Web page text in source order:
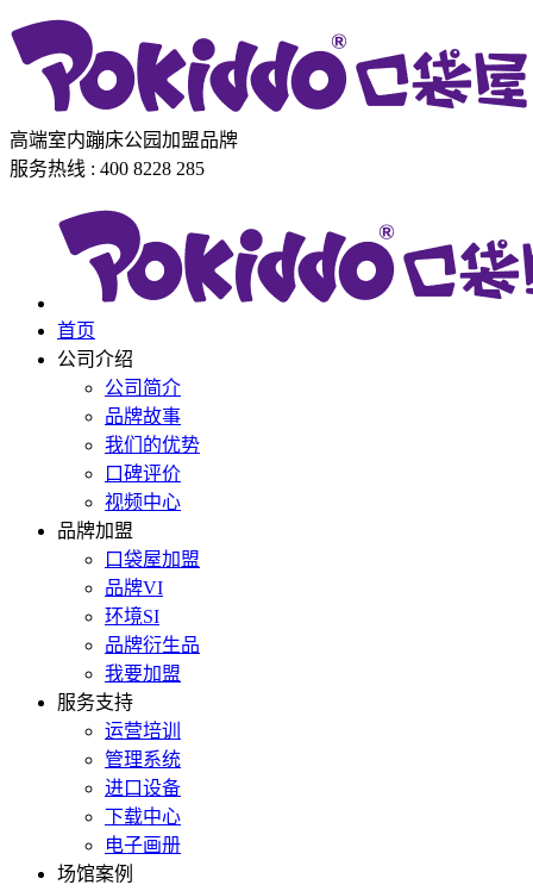
高端室内蹦床公园加盟品牌
服务热线 : 400 8228 285
首页
公司介绍
公司简介
品牌故事
我们的优势
口碑评价
视频中心
品牌加盟
口袋屋加盟
品牌VI
环境SI
品牌衍生品
我要加盟
服务支持
运营培训
管理系统
进口设备
下载中心
电子画册
场馆案例